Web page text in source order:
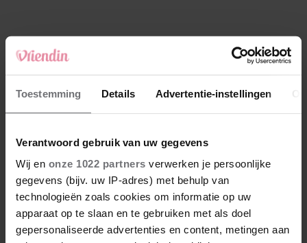
Toestemming Details Advertentie-instellingen
Verantwoord gebruik van uw gegevens
Wij en onze 1022 partners verwerken je persoonlijke
gegevens (bijv. uw IP-adres) met behulp van
technologieën zoals cookies om informatie op uw
apparaat op te slaan en te gebruiken met als doel
gepersonaliseerde advertenties en content, metingen aan
LEES OOK
Money talks – Rianne (53): ‘Doordat ik er zo
Fiona is mantelzorger voor haar vader: ‘Ik durf
niet op vakantie, mijn hoofd staat er ook niet
naar’